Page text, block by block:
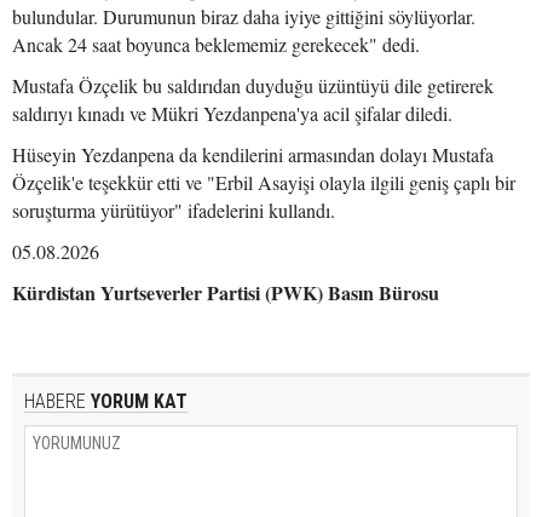
bulundular. Durumunun biraz daha iyiye gittiğini söylüyorlar.
Ancak 24 saat boyunca beklememiz gerekecek" dedi.
Mustafa Özçelik bu saldırıdan duyduğu üzüntüyü dile getirerek
saldırıyı kınadı ve Mükri Yezdanpena'ya acil şifalar diledi.
Hüseyin Yezdanpena da kendilerini armasından dolayı Mustafa
Özçelik'e teşekkür etti ve "Erbil Asayişi olayla ilgili geniş çaplı bir
soruşturma yürütüyor" ifadelerini kullandı.
05.08.2026
Kürdistan Yurtseverler Partisi (PWK) Basın Bürosu
HABERE YORUM KAT